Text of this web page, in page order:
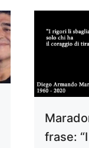
frase: